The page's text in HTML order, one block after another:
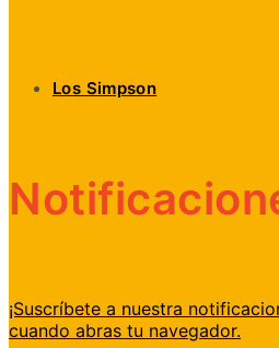
Los Simpson
¡Suscríbete a nuestra
cuando abras tu navegador.